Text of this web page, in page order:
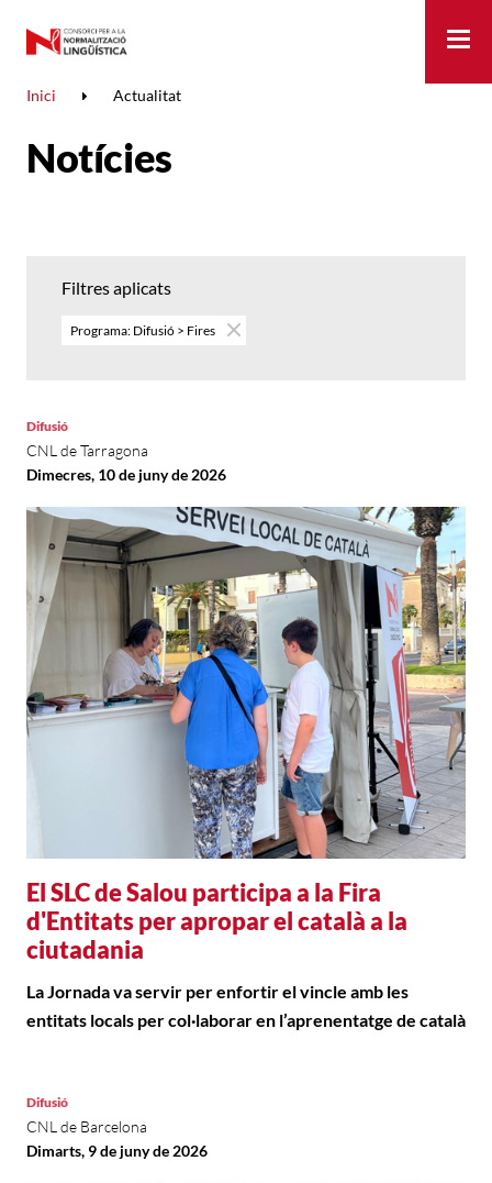
Inici Actualitat
Notícies
Filtres aplicats
Programa: Difusió > Fires
El SLC de Salou participa a la Fira
d'Entitats per apropar el català a la
ciutadania
Difusió
CNL de Tarragona
Dimecres, 10 de juny de 2026
La Jornada va servir per enfortir el vincle amb les
entitats locals per col·laborar en l’aprenentatge de català
Difusió
CNL de Barcelona
Dimarts, 9 de juny de 2026